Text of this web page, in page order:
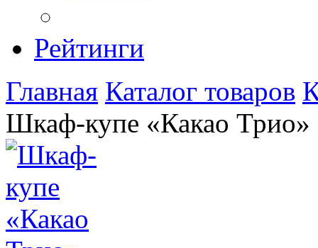
Рейтинги
Главная Каталог товаров
Шкаф-купе «Какао Трио»